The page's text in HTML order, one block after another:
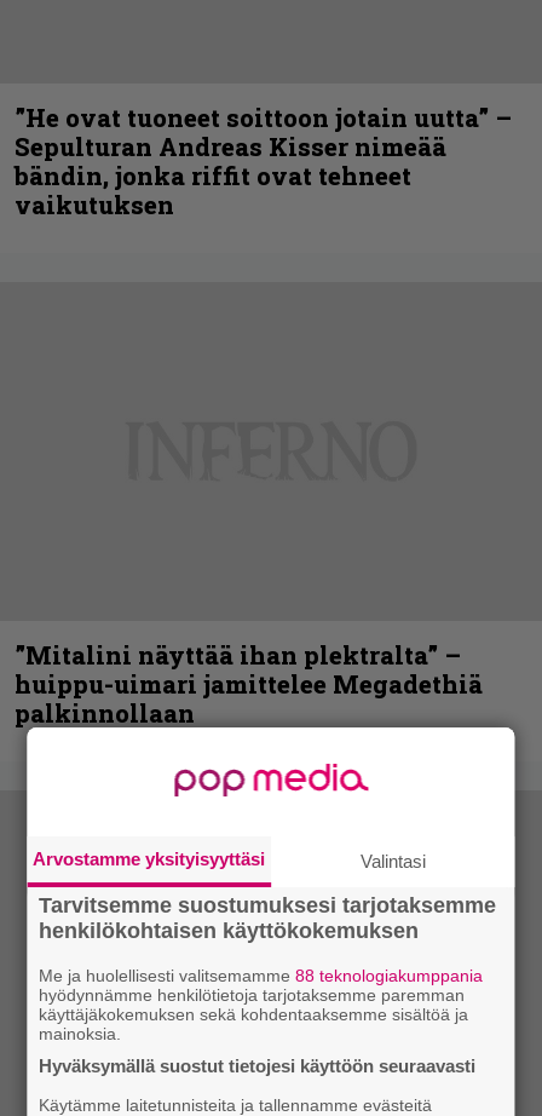
”He ovat tuoneet soittoon jotain uutta” –
Sepulturan Andreas Kisser nimeää
bändin, jonka riffit ovat tehneet
vaikutuksen
”Mitalini näyttää ihan plektralta” –
huippu-uimari jamittelee Megadethiä
palkinnollaan
Arvostamme yksityisyyttäsi Valintasi
Tarvitsemme suostumuksesi tarjotaksemme
henkilökohtaisen käyttökokemuksen
Me ja huolellisesti valitsemamme88 teknologiakumppania
hyödynnämme henkilötietoja tarjotaksemme paremman
käyttäjäkokemuksen sekä kohdentaaksemme sisältöä ja
mainoksia.
Hyväksymällä suostut tietojesi käyttöön seuraavasti
Käytämme laitetunnisteita ja tallennamme evästeitä